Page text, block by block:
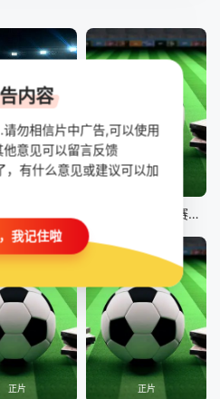
正片 正片
12月31日25-26赛季英超联赛 曼联VS狼队
正片 正片
内容
勿相信片中广告,可以使用
意见可以留言反馈
有什么意见或建议可以加
我记住啦